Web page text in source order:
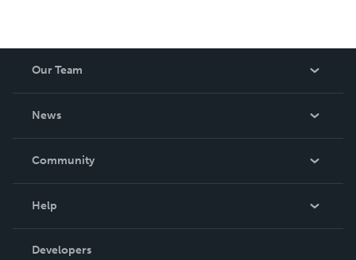
Our Team
News
In The News
Community
Podcast
Help
Order Lookup
Developers